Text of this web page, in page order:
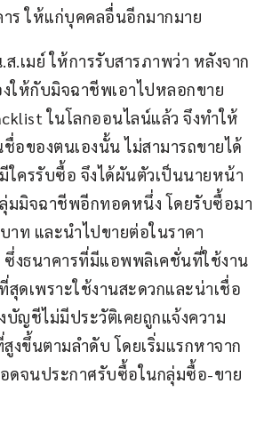
ร ให้แก่บุคคลอื่นอีกมากมาย
.เมย์ ให้การรับสารภาพว่า หลังจาก
ให้กับมิจฉาชีพเอาไปหลอกขาย
ในโลกออนไลน์แล้ว จึงทำให้
อของตนเองนั้น ไม่สามารถขายได้
ใครรับซื้อ จึงได้ผันตัวเป็นนายหน้า
มิจฉาชีพอีกทอดหนึ่ง โดยรับซื้อมา
าท และนำไปขายต่อในราคา
ซึ่งธนาคารที่มีแอพพลิเคชั่นที่ใช้งาน
สุดเพราะใช้งานสะดวกและน่าเชื่อ
บัญชีไม่มีประวัติเคยถูกแจ้งความ
งขึ้นตามลำดับ โดยเริ่มแรกหาจาก
ดจนประกาศรับซื้อในกลุ่มซื้อ-ขาย